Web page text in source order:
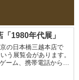
「1980年代展」
の日本橋三越本店で
う展覧会があります。
ーム、携帯電話からア